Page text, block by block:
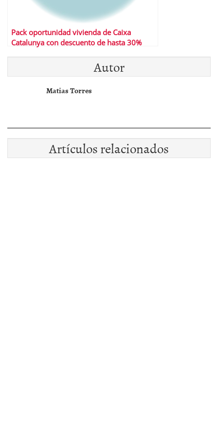
Pack oportunidad vivienda de Caixa
Catalunya con descuento de hasta 30%
Autor
Matias Torres
Artículos relacionados